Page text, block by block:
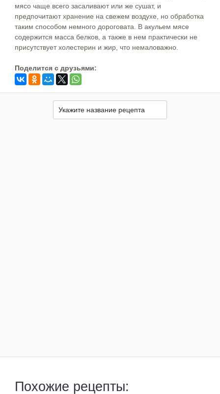
мясо чаще всего засаливают или же сушат, и
предпочитают хранение на свежем воздухе, но обработка
таким способом немного дороговата. В акульем мясе
содержится масса белков, а также в нем практически не
присутствует холестерин и жир, что немаловажно.
Поделится c друзьями:
Похожие рецепты: